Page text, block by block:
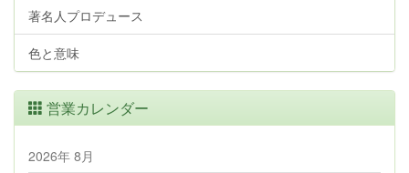
著名人プロデュース
色と意味
営業カレンダー
2026年 8月